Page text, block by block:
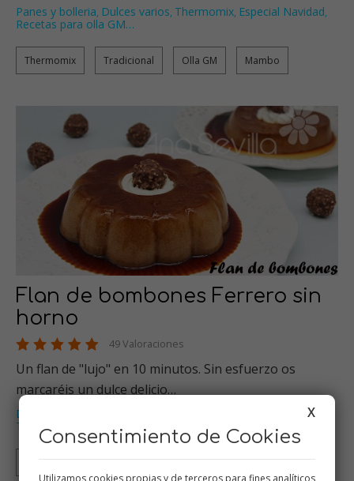
Panes y bolleria, Dulces varios, Thermomix, Especial Navidad,
Recetas para olla GM…
Thermomix Tradicional Olla GM Mambo
Flan de bombones Ferrero sin
horno
49 Valoraciones
Un flan de "lujo" en 10 minutos. Sin esfuerzo os
marcaréis un dulce delicio…
Dulces varios Flanes y natillas
Tradicional
Thermomix Tradicional Mambo
X
Consentimiento de Cookies
Utilizamos cookies propias y de terceros para fines analíticos